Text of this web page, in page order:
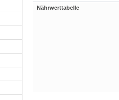
Nährwerttabelle